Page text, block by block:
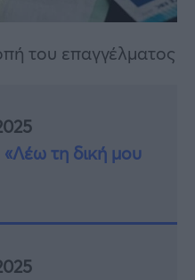
του επαγγέλματος
τη δική μου